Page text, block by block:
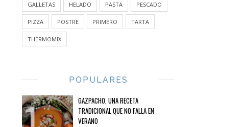
GALLETAS HELADO PASTA PESCADO
PIZZA POSTRE PRIMERO TARTA
THERMOMIX
POPULARES
GAZPACHO, UNA RECETA
TRADICIONAL QUE NO FALLA EN
VERANO